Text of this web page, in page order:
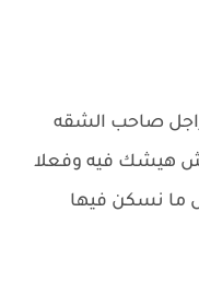
صاحب الشقه
هيشك فيه وفعلا
ما نسكن فيها